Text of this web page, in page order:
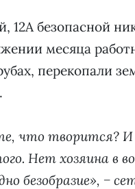
безопасной
месяца
перекопали
что творится?
Нет хозяина в
безобразие», −